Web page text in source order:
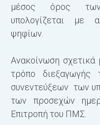
μέσος όρος
υπολογίζεται με
ψηφίων.
Ανακοίνωση σχετικά
τρόπο
συνεντεύξεων των
των προσεχών
Επιτροπή του ΠΜΣ.